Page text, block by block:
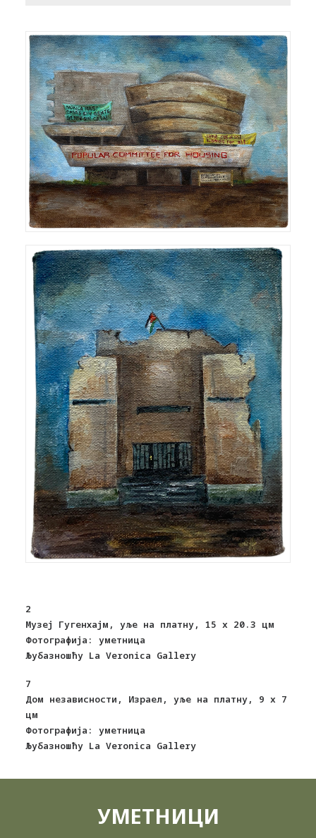
2
Музеј Гугенхајм, уље на платну, 15 x 20.3 цм
Фотографија: уметница
Љубазношћу La Veronica Gallery
7
Дом независности, Израел, уље на платну, 9 x 7
цм
Фотографија: уметница
Љубазношћу La Veronica Gallery
УМЕТНИЦИ